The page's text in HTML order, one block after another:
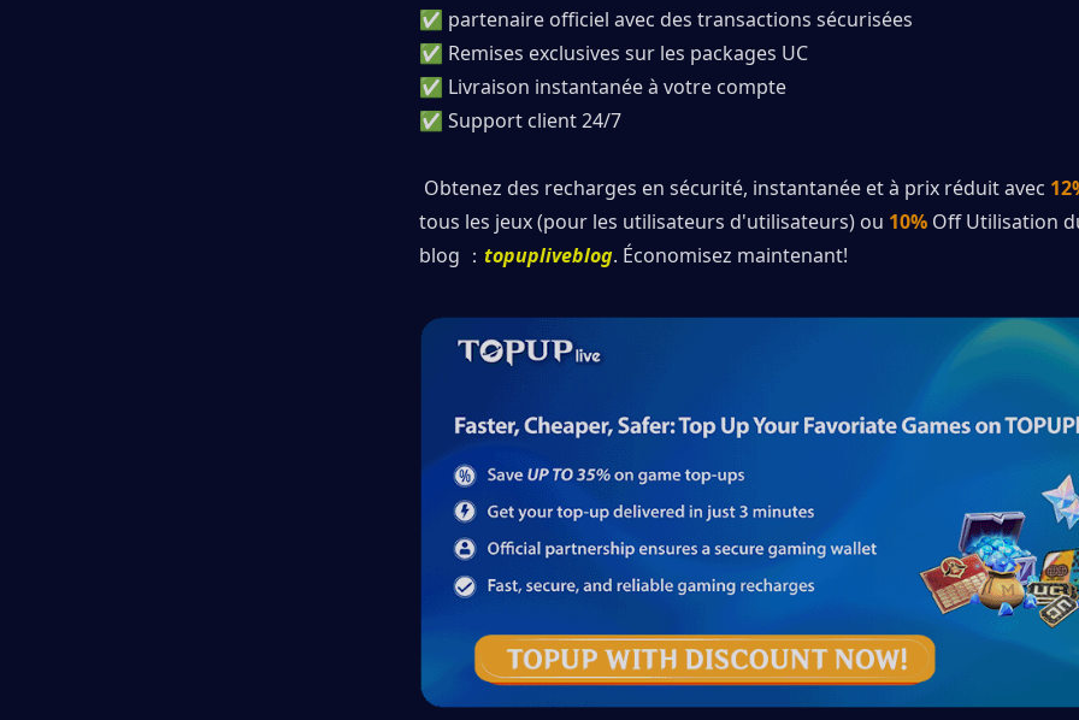
✅ partenaire officiel avec des transactions sécurisées
✅ Remises exclusives sur les packages UC
✅ Livraison instantanée à votre compte
✅ Support client 24/7
Obtenez des recharges en sécurité, instantanée et à prix réduit avec
tous les jeux (pour les utilisateurs d'utilisateurs) ou 10% Off Utilisation
blog ： topupliveblog. Économisez maintenant!